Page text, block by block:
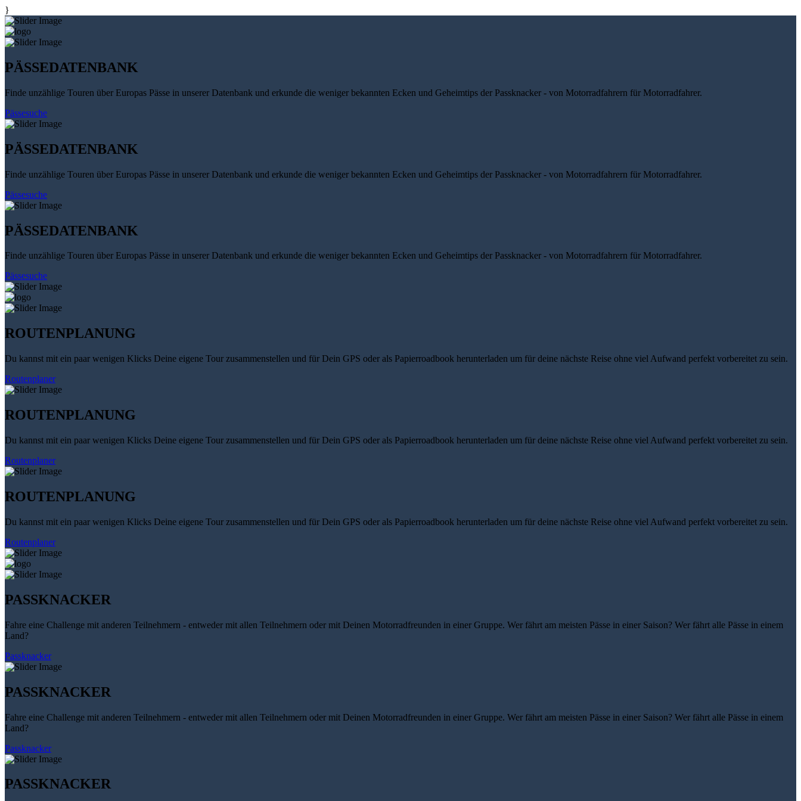
}
PÄSSEDATENBANK
Finde unzählige Touren über Europas Pässe in unserer Datenbank und erkunde die weniger bekannten Ecken und Geheimtips der Passknacker - von Motorradfahrern für Motorradfahrer.
Pässesuche
PÄSSEDATENBANK
Finde unzählige Touren über Europas Pässe in unserer Datenbank und erkunde die weniger bekannten Ecken und Geheimtips der Passknacker - von Motorradfahrern für Motorradfahrer.
Pässesuche
PÄSSEDATENBANK
Finde unzählige Touren über Europas Pässe in unserer Datenbank und erkunde die weniger bekannten Ecken und Geheimtips der Passknacker - von Motorradfahrern für Motorradfahrer.
Pässesuche
ROUTENPLANUNG
Du kannst mit ein paar wenigen Klicks Deine eigene Tour zusammenstellen und für Dein GPS oder als Papierroadbook herunterladen um für deine nächste Reise ohne viel Aufwand perfekt vorbereitet zu sein.
Routenplaner
ROUTENPLANUNG
Du kannst mit ein paar wenigen Klicks Deine eigene Tour zusammenstellen und für Dein GPS oder als Papierroadbook herunterladen um für deine nächste Reise ohne viel Aufwand perfekt vorbereitet zu sein.
Routenplaner
ROUTENPLANUNG
Du kannst mit ein paar wenigen Klicks Deine eigene Tour zusammenstellen und für Dein GPS oder als Papierroadbook herunterladen um für deine nächste Reise ohne viel Aufwand perfekt vorbereitet zu sein.
Routenplaner
PASSKNACKER
Fahre eine Challenge mit anderen Teilnehmern - entweder mit allen Teilnehmern oder mit Deinen Motorradfreunden in einer Gruppe. Wer fährt am meisten Pässe in einer Saison? Wer fährt alle Pässe in einem
Land?
Passknacker
PASSKNACKER
Fahre eine Challenge mit anderen Teilnehmern - entweder mit allen Teilnehmern oder mit Deinen Motorradfreunden in einer Gruppe. Wer fährt am meisten Pässe in einer Saison? Wer fährt alle Pässe in einem
Land?
Passknacker
PASSKNACKER